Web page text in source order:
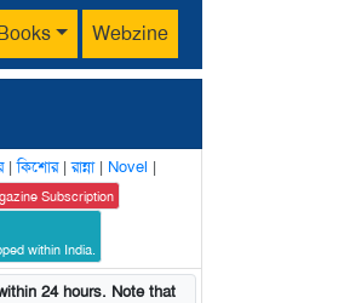
Webzine
|কিশোর|রান্না| Novel |
Subscription
within India.
24 hours. Note that